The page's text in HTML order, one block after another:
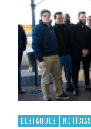
DESTAQUES NOTÍCIAS